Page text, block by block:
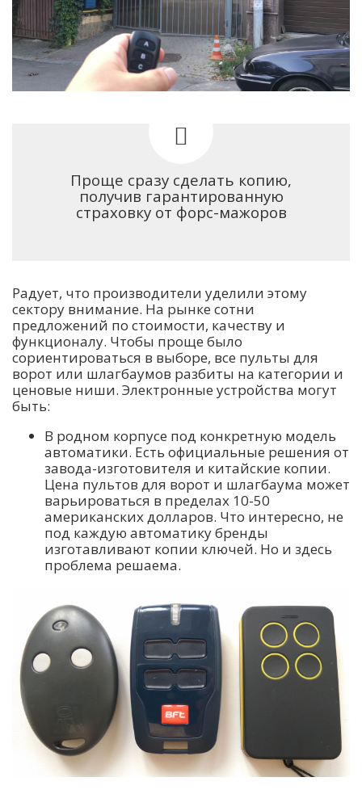
Проще сразу сделать копию,
получив гарантированную
страховку от форс-мажоров
Радует, что производители уделили этому
сектору внимание. На рынке сотни
предложений по стоимости, качеству и
функционалу. Чтобы проще было
сориентироваться в выборе, все пульты для
ворот или шлагбаумов разбиты на категории и
ценовые ниши. Электронные устройства могут
быть:
В родном корпусе под конкретную модель
автоматики. Есть официальные решения от
завода-изготовителя и китайские копии.
Цена пультов для ворот и шлагбаума может
варьироваться в пределах 10-50
американских долларов. Что интересно, не
под каждую автоматику бренды
изготавливают копии ключей. Но и здесь
проблема решаема.